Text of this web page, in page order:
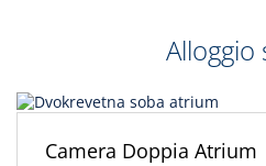
Alloggio
Camera Doppia Atrium